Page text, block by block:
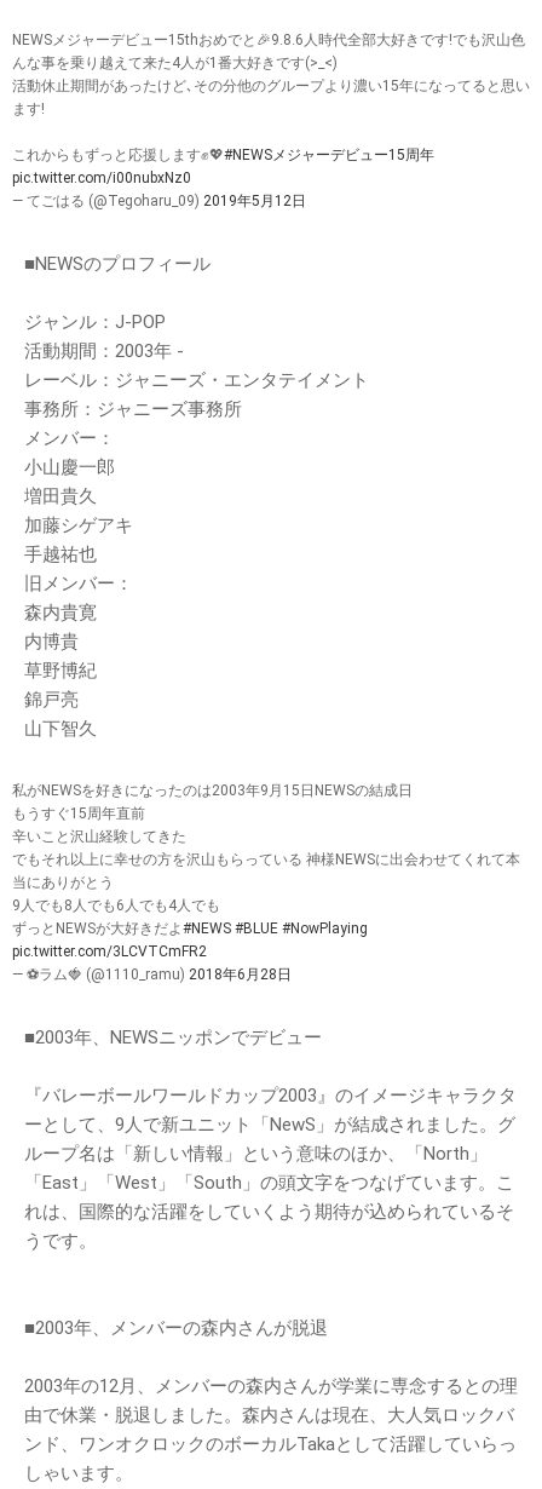
NEWSメジャーデビュー15thおめでと🎉9.8.6人時代全部大好きです!でも沢山色
んな事を乗り越えて来た4人が1番大好きです(>_<)
活動休止期間があったけど､その分他のグループより濃い15年になってると思い
ます!
これからもずっと応援します✊💖#NEWSメジャーデビュー15周年
pic.twitter.com/i00nubxNz0
— てごはる (@Tegoharu_09) 2019年5月12日
■NEWSのプロフィール
ジャンル：J-POP
活動期間：2003年 -
レーベル：ジャニーズ・エンタテイメント
事務所：ジャニーズ事務所
メンバー：
小山慶一郎
増田貴久
加藤シゲアキ
手越祐也
旧メンバー：
森内貴寛
内博貴
草野博紀
錦戸亮
山下智久
私がNEWSを好きになったのは2003年9月15日NEWSの結成日
もうすぐ15周年直前
辛いこと沢山経験してきた
でもそれ以上に幸せの方を沢山もらっている 神様NEWSに出会わせてくれて本
当にありがとう
9人でも8人でも6人でも4人でも
ずっとNEWSが大好きだよ #NEWS #BLUE #NowPlaying
pic.twitter.com/3LCVTCmFR2
— ⚽️ラム🍓 (@1110_ramu) 2018年6月28日
■2003年、NEWSニッポンでデビュー
『バレーボールワールドカップ2003』のイメージキャラクタ
ーとして、9人で新ユニット「NewS」が結成されました。グ
ループ名は「新しい情報」という意味のほか、「North」
「East」「West」「South」の頭文字をつなげています。こ
れは、国際的な活躍をしていくよう期待が込められているそ
うです。
■2003年、メンバーの森内さんが脱退
2003年の12月、メンバーの森内さんが学業に専念するとの理
由で休業・脱退しました。森内さんは現在、大人気ロックバ
ンド、ワンオクロックのボーカルTakaとして活躍していらっ
しゃいます。